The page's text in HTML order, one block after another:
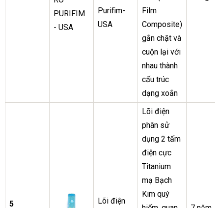
Purifim-
USA
Film
Composite)
gắn chặt và
cuộn lại với
nhau thành
cấu trúc
dạng xoắn
5
Lõi điện
Lõi điện
phân sử
dụng 2 tấm
điện cực
Titanium
mạ Bạch
Kim quý